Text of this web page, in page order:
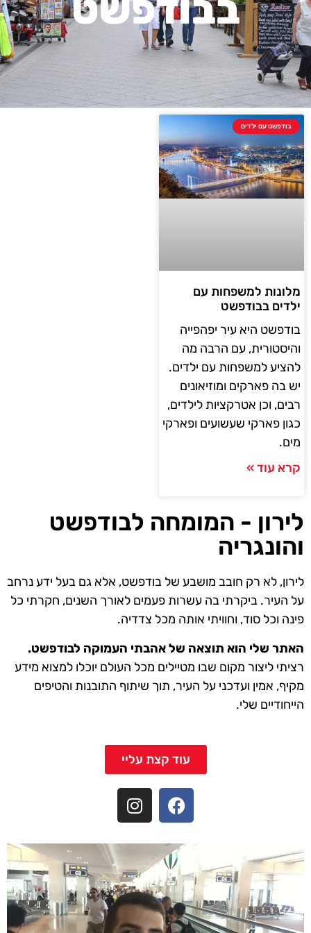
בודפשט עם ילדים
מלונות למשפחות עם
ילדים בבודפשט
בודפשט היא עיר יפהפייה
והיסטורית, עם הרבה מה
להציע למשפחות עם ילדים.
יש בה פארקים ומוזיאונים
רבים, וכן אטרקציות לילדים,
כגון פארקי שעשועים ופארקי
מים.
קרא עוד »
לירון - המומחה לבודפשט
והונגריה
לירון, לא רק חובב מושבע של בודפשט, אלא גם בעל ידע נרחב
על העיר. ביקרתי בה עשרות פעמים לאורך השנים, חקרתי כל
פינה וכל סוד, וחוויתי אותה מכל צדדיה.
האתר שלי הוא תוצאה של אהבתי העמוקה לבודפשט.
רציתי ליצור מקום שבו מטיילים מכל העולם יוכלו למצוא מידע
מקיף, אמין ועדכני על העיר, תוך שיתוף התובנות והטיפים
הייחודיים שלי.
עוד קצת עליי